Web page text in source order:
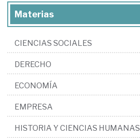
Materias
CIENCIAS SOCIALES
DERECHO
ECONOMÍA
EMPRESA
HISTORIA Y CIENCIAS HUMANAS